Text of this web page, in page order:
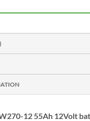
12 55Ah 12Volt